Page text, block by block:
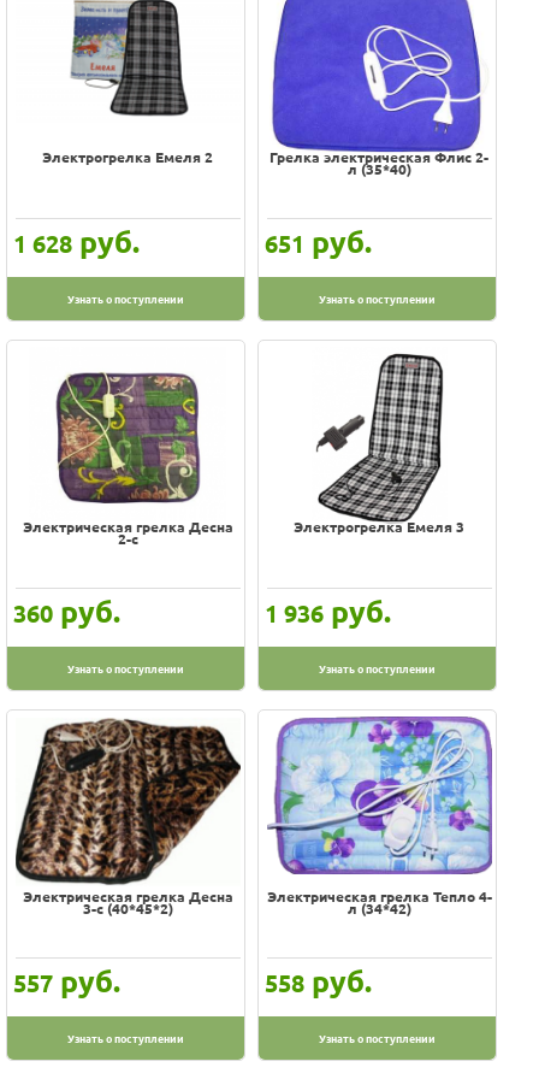
Электрогрелка Емеля 2
1 628 руб.
Узнать о поступлении
Грелка электрическая Флис 2-
л (35*40)
651 руб.
Узнать о поступлении
Электрическая грелка Десна
2-с
360 руб.
Узнать о поступлении
Электрогрелка Емеля 3
1 936 руб.
Узнать о поступлении
Электрическая грелка Десна
3-с (40*45*2)
557 руб.
Узнать о поступлении
Электрическая грелка Тепло 4-
л (34*42)
558 руб.
Узнать о поступлении